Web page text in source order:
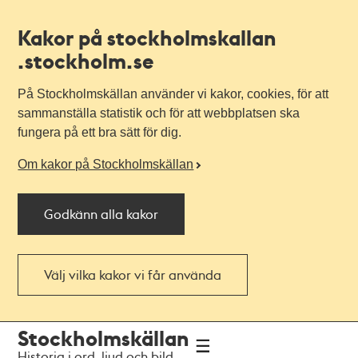
Kakor på stockholmskallan
.stockholm.se
På Stockholmskällan använder vi kakor, cookies, för att
sammanställa statistik och för att webbplatsen ska
fungera på ett bra sätt för dig.
Om kakor på Stockholmskällan
Godkänn alla kakor
Välj vilka kakor vi får använda
navigationen
huvudinnehållet
Stockholmskällan